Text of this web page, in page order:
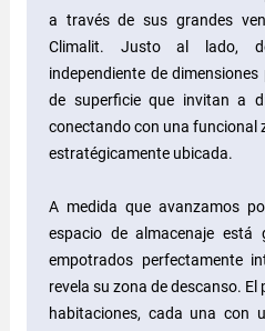
a través de sus grandes
Climalit. Justo al lado,
independiente de
de superficie que invitan a
conectando con una funcional
estratégicamente ubicada.
A medida que avanzamos
espacio de almacenaje está
empotrados perfectamente
revela su zona de descanso.
habitaciones, cada una con